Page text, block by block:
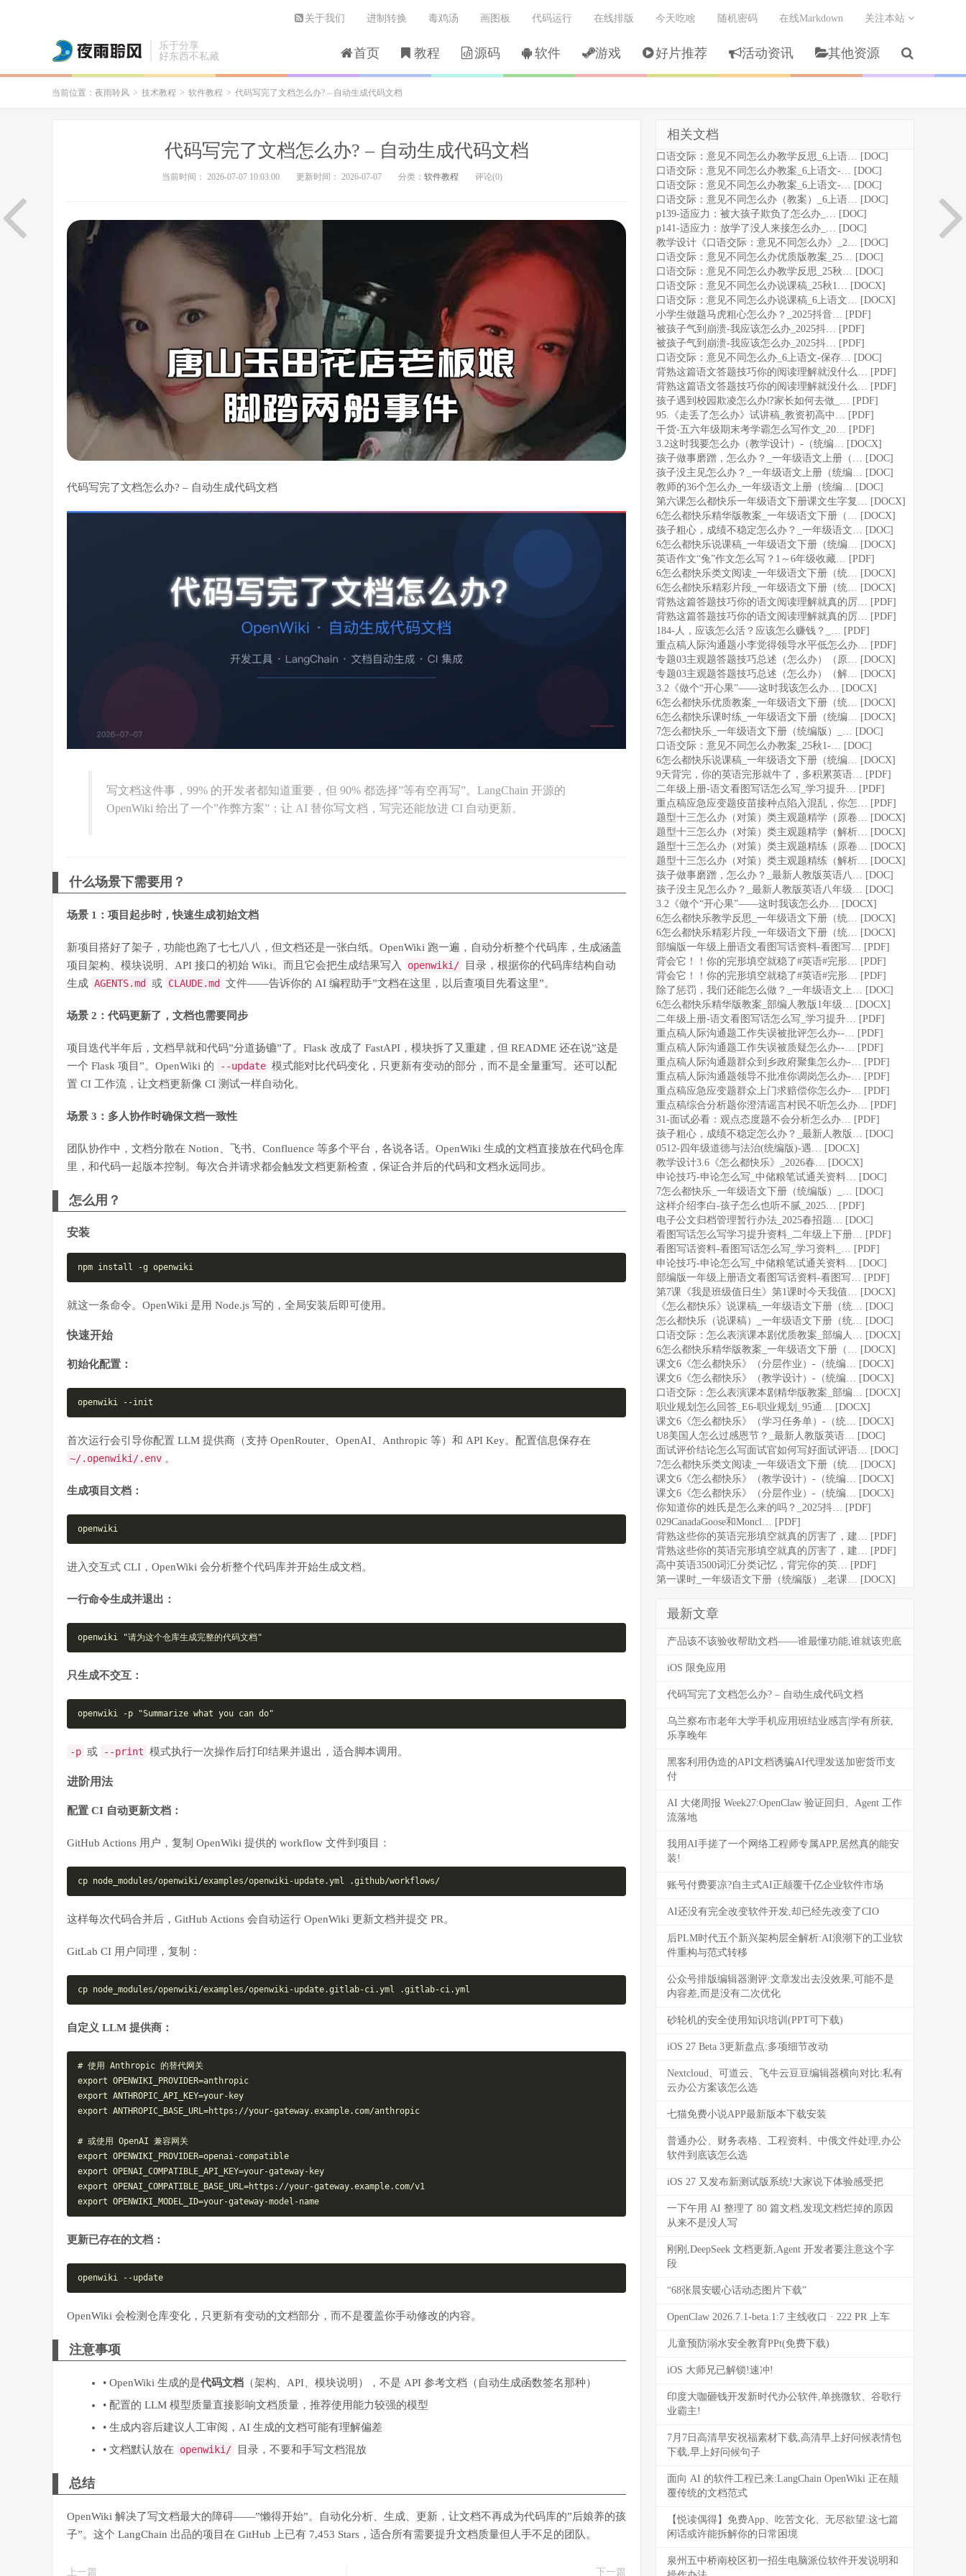
乐于分享
好东西不私藏
首页 教程 源码 软件 游戏 好片推荐 活动资讯 其他资源
关于我们 进制转换 毒鸡汤 画图板 代码运行 在线排版 今天吃啥 随机密码 在线Markdown 关注本站
当前位置： 夜雨聆风 > 技术教程 > 软件教程 > 代码写完了文档怎么办? – 自动生成代码文档
代码写完了文档怎么办? – 自动生成代码文档
当前时间： 2026-07-07 10:03:00 更新时间： 2026-07-07 分类： 软件教程 评论(0)
代码写完了文档怎么办? – 自动生成代码文档
写文档这件事，99% 的开发者都知道重要，但 90% 都选择”等有空再写”。LangChain 开源的
OpenWiki 给出了一个”作弊方案”：让 AI 替你写文档，写完还能放进 CI 自动更新。
什么场景下需要用？
场景 1：项目起步时，快速生成初始文档
新项目搭好了架子，功能也跑了七七八八，但文档还是一张白纸。OpenWiki 跑一遍，自动分析整个代码库，生成涵盖
项目架构、模块说明、API 接口的初始 Wiki。而且它会把生成结果写入
openwiki/
目录，根据你的代码库结构自动
生成 AGENTS.md 或 CLAUDE.md 文件——告诉你的 AI 编程助手”文档在这里，以后查项目先看这里”。
场景 2：代码更新了，文档也需要同步
项目迭代半年后，文档早就和代码”分道扬镳”了。Flask 改成了 FastAPI，模块拆了又重建，但 README 还在说”这是
一个 Flask 项目”。OpenWiki 的
--update 模式能对比代码变化，只更新有变动的部分，而不是全量重写。还可以配
置 CI 工作流，让文档更新像 CI 测试一样自动化。
场景 3：多人协作时确保文档一致性
团队协作中，文档分散在 Notion、飞书、Confluence 等多个平台，各说各话。OpenWiki 生成的文档直接放在代码仓库
里，和代码一起版本控制。每次合并请求都会触发文档更新检查，保证合并后的代码和文档永远同步。
怎么用？
安装
npm install -g openwiki
就这一条命令。OpenWiki 是用 Node.js 写的，全局安装后即可使用。
快速开始
初始化配置：
openwiki --init
首次运行会引导你配置 LLM 提供商（支持 OpenRouter、OpenAI、Anthropic 等）和 API Key。配置信息保存在
~/.openwiki/.env 。
生成项目文档：
openwiki
进入交互式 CLI，OpenWiki 会分析整个代码库并开始生成文档。
一行命令生成并退出：
openwiki "请为这个仓库生成完整的代码文档"
只生成不交互：
openwiki -p "Summarize what you can do"
-p 或 --print 模式执行一次操作后打印结果并退出，适合脚本调用。
进阶用法
配置 CI 自动更新文档：
GitHub Actions 用户，复制 OpenWiki 提供的 workflow 文件到项目：
cp node_modules/openwiki/examples/openwiki-update.yml .github/workflows/
这样每次代码合并后，GitHub Actions 会自动运行 OpenWiki 更新文档并提交 PR。
GitLab CI 用户同理，复制：
cp node_modules/openwiki/examples/openwiki-update.gitlab-ci.yml .gitlab-ci.yml
自定义 LLM 提供商：
# 使用 Anthropic 的替代网关
export OPENWIKI_PROVIDER=anthropic
export ANTHROPIC_API_KEY=your-key
export ANTHROPIC_BASE_URL=https://your-gateway.example.com/anthropic
# 或使用 OpenAI 兼容网关
export OPENWIKI_PROVIDER=openai-compatible
export OPENAI_COMPATIBLE_API_KEY=your-gateway-key
export OPENAI_COMPATIBLE_BASE_URL=https://your-gateway.example.com/v1
export OPENWIKI_MODEL_ID=your-gateway-model-name
更新已存在的文档：
openwiki --update
OpenWiki 会检测仓库变化，只更新有变动的文档部分，而不是覆盖你手动修改的内容。
注意事项
• OpenWiki 生成的是代码文档 （架构、API、模块说明），不是 API 参考文档（自动生成函数签名那种）
• 配置的 LLM 模型质量直接影响文档质量，推荐使用能力较强的模型
• 生成内容后建议人工审阅，AI 生成的文档可能有理解偏差
• 文档默认放在
openwiki/ 目录，不要和手写文档混放
总结
OpenWiki 解决了写文档最大的障碍——”懒得开始”。自动化分析、生成、更新，让文档不再成为代码库的”后娘养的孩
子”。这个 LangChain 出品的项目在 GitHub 上已有 7,453 Stars，适合所有需要提升文档质量但人手不足的团队。
上一篇 下一篇
相关文档
口语交际：意见不同怎么办教学反思_6上语… [DOC]
口语交际：意见不同怎么办教案_6上语文-… [DOC]
口语交际：意见不同怎么办教案_6上语文-… [DOC]
口语交际：意见不同怎么办（教案）_6上语… [DOC]
p139-适应力：被大孩子欺负了怎么办_… [DOC]
p141-适应力：放学了没人来接怎么办_… [DOC]
教学设计《口语交际：意见不同怎么办》_2… [DOC]
口语交际：意见不同怎么办优质版教案_25… [DOC]
口语交际：意见不同怎么办教学反思_25秋… [DOC]
口语交际：意见不同怎么办说课稿_25秋1… [DOCX]
口语交际：意见不同怎么办说课稿_6上语文… [DOCX]
小学生做题马虎粗心怎么办？_2025抖音… [PDF]
被孩子气到崩溃-我应该怎么办_2025抖… [PDF]
被孩子气到崩溃-我应该怎么办_2025抖… [PDF]
口语交际：意见不同怎么办_6上语文-保存… [DOC]
背熟这篇语文答题技巧你的阅读理解就没什么… [PDF]
背熟这篇语文答题技巧你的阅读理解就没什么… [PDF]
孩子遇到校园欺凌怎么办⁉️家长如何去做_… [PDF]
95.《走丢了怎么办》试讲稿_教资初高中… [PDF]
干货-五六年级期末考学霸怎么写作文_20… [PDF]
3.2这时我要怎么办（教学设计）-（统编… [DOCX]
孩子做事磨蹭，怎么办？_一年级语文上册（… [DOC]
孩子没主见怎么办？_一年级语文上册（统编… [DOC]
教师的36个怎么办_一年级语文上册（统编… [DOC]
第六课怎么都快乐一年级语文下册课文生字复… [DOCX]
6怎么都快乐精华版教案_一年级语文下册（… [DOCX]
孩子粗心，成绩不稳定怎么办？_一年级语文… [DOC]
6怎么都快乐说课稿_一年级语文下册（统编… [DOCX]
英语作文“兔”作文怎么写？1～6年级收藏… [PDF]
6怎么都快乐类文阅读_一年级语文下册（统… [DOCX]
6怎么都快乐精彩片段_一年级语文下册（统… [DOCX]
背熟这篇答题技巧你的语文阅读理解就真的厉… [PDF]
背熟这篇答题技巧你的语文阅读理解就真的厉… [PDF]
184-人，应该怎么活？应该怎么赚钱？_… [PDF]
重点稿人际沟通题小李觉得领导水平低怎么办… [PDF]
专题03主观题答题技巧总述（怎么办）（原… [DOCX]
专题03主观题答题技巧总述（怎么办）（解… [DOCX]
3.2《做个“开心果”——这时我该怎么办… [DOCX]
6怎么都快乐优质教案_一年级语文下册（统… [DOCX]
6怎么都快乐课时练_一年级语文下册（统编… [DOCX]
7怎么都快乐_一年级语文下册（统编版）_… [DOC]
口语交际：意见不同怎么办教案_25秋1-… [DOC]
6怎么都快乐说课稿_一年级语文下册（统编… [DOCX]
9天背完，你的英语完形就牛了，多积累英语… [PDF]
二年级上册-语文看图写话怎么写_学习提升… [PDF]
重点稿应急应变题疫苗接种点陷入混乱，你怎… [PDF]
题型十三怎么办（对策）类主观题精学（原卷… [DOCX]
题型十三怎么办（对策）类主观题精学（解析… [DOCX]
题型十三怎么办（对策）类主观题精练（原卷… [DOCX]
题型十三怎么办（对策）类主观题精练（解析… [DOCX]
孩子做事磨蹭，怎么办？_最新人教版英语八… [DOC]
孩子没主见怎么办？_最新人教版英语八年级… [DOC]
3.2《做个“开心果”——这时我该怎么办… [DOCX]
6怎么都快乐教学反思_一年级语文下册（统… [DOCX]
6怎么都快乐精彩片段_一年级语文下册（统… [DOCX]
部编版一年级上册语文看图写话资料-看图写… [PDF]
背会它！！你的完形填空就稳了#英语#完形… [PDF]
背会它！！你的完形填空就稳了#英语#完形… [PDF]
除了惩罚，我们还能怎么做？_一年级语文上… [DOC]
6怎么都快乐精华版教案_部编人教版1年级… [DOCX]
二年级上册-语文看图写话怎么写_学习提升… [PDF]
重点稿人际沟通题工作失误被批评怎么办--… [PDF]
重点稿人际沟通题工作失误被质疑怎么办--… [PDF]
重点稿人际沟通题群众到乡政府聚集怎么办-… [PDF]
重点稿人际沟通题领导不批准你调岗怎么办-… [PDF]
重点稿应急应变题群众上门求赔偿你怎么办-… [PDF]
重点稿综合分析题你澄清谣言村民不听怎么办… [PDF]
31-面试必看：观点态度题不会分析怎么办… [PDF]
孩子粗心，成绩不稳定怎么办？_最新人教版… [DOC]
0512-四年级道德与法治(统编版)-遇… [DOCX]
教学设计3.6《怎么都快乐》_2026春… [DOCX]
申论技巧-申论怎么写_中储粮笔试通关资料… [DOC]
7怎么都快乐_一年级语文下册（统编版）_… [DOC]
这样介绍李白-孩子怎么也听不腻_2025… [PDF]
电子公文归档管理暂行办法_2025春招题… [DOC]
看图写话怎么写学习提升资料_二年级上下册… [PDF]
看图写话资料-看图写话怎么写_学习资料_… [PDF]
申论技巧-申论怎么写_中储粮笔试通关资料… [DOC]
部编版一年级上册语文看图写话资料-看图写… [PDF]
第7课《我是班级值日生》第1课时今天我值… [DOCX]
《怎么都快乐》说课稿_一年级语文下册（统… [DOC]
怎么都快乐（说课稿）_一年级语文下册（统… [DOC]
口语交际：怎么表演课本剧优质教案_部编人… [DOCX]
6怎么都快乐精华版教案_一年级语文下册（… [DOCX]
课文6《怎么都快乐》（分层作业）-（统编… [DOCX]
课文6《怎么都快乐》（教学设计）-（统编… [DOCX]
口语交际：怎么表演课本剧精华版教案_部编… [DOCX]
职业规划怎么回答_E6-职业规划_95通… [DOCX]
课文6《怎么都快乐》（学习任务单）-（统… [DOCX]
U8美国人怎么过感恩节？_最新人教版英语… [DOC]
面试评价结论怎么写面试官如何写好面试评语… [DOC]
7怎么都快乐类文阅读_一年级语文下册（统… [DOCX]
课文6《怎么都快乐》（教学设计）-（统编… [DOCX]
课文6《怎么都快乐》（分层作业）-（统编… [DOCX]
你知道你的姓氏是怎么来的吗？_2025抖… [PDF]
029CanadaGoose和Moncl… [PDF]
背熟这些你的英语完形填空就真的厉害了，建… [PDF]
背熟这些你的英语完形填空就真的厉害了，建… [PDF]
高中英语3500词汇分类记忆，背完你的英… [PDF]
第一课时_一年级语文下册（统编版）_老课… [DOCX]
最新文章
产品该不该验收帮助文档——谁最懂功能,谁就该兜底
iOS 限免应用
代码写完了文档怎么办? – 自动生成代码文档
乌兰察布市老年大学手机应用班结业感言|学有所获,
乐享晚年
黑客利用伪造的API文档诱骗AI代理发送加密货币支
付
AI 大佬周报 Week27:OpenClaw 验证回归、Agent 工作
流落地
我用AI手搓了一个网络工程师专属APP,居然真的能安
装!
账号付费要凉?自主式AI正颠覆千亿企业软件市场
AI还没有完全改变软件开发,却已经先改变了CIO
后PLM时代五个新兴架构层全解析:AI浪潮下的工业软
件重构与范式转移
公众号排版编辑器测评:文章发出去没效果,可能不是
内容差,而是没有二次优化
砂轮机的安全使用知识培训(PPT可下载)
iOS 27 Beta 3更新盘点:多项细节改动
Nextcloud、可道云、飞牛云豆豆编辑器横向对比:私有
云办公方案该怎么选
七猫免费小说APP最新版本下载安装
普通办公、财务表格、工程资料、中俄文件处理,办公
软件到底该怎么选
iOS 27 又发布新测试版系统!大家说下体验感受把
一下午用 AI 整理了 80 篇文档,发现文档烂掉的原因
从来不是没人写
刚刚,DeepSeek 文档更新,Agent 开发者要注意这个字
段
“68张晨安暖心话动态图片下载”
OpenClaw 2026.7.1-beta.1:7 主线收口 · 222 PR 上车
儿童预防溺水安全教育PPt(免费下载)
iOS 大师兄已解锁!速冲!
印度大咖砸钱开发新时代办公软件,单挑微软、谷歌行
业霸主!
7月7日高清早安祝福素材下载,高清早上好问候表情包
下载,早上好问候句子
面向 AI 的软件工程已来:LangChain OpenWiki 正在颠
覆传统的文档范式
【悦读偶得】免费App、吃苦文化、无尽欲望:这七篇
闲话或许能拆解你的日常困境
泉州五中桥南校区初一招生电脑派位软件开发说明和